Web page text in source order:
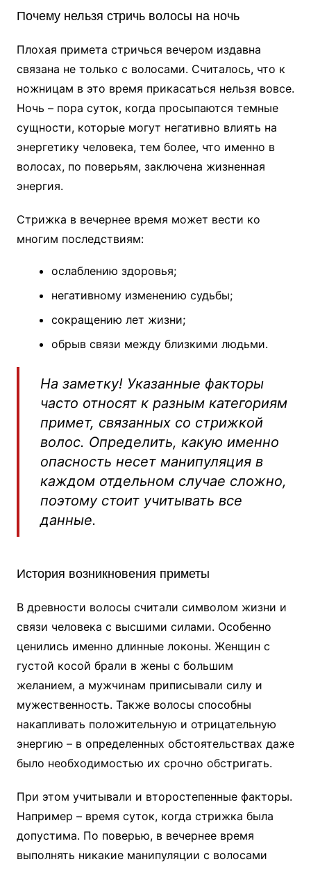
Почему нельзя стричь волосы на ночь
Плохая примета стричься вечером издавна
связана не только с волосами. Считалось, что к
ножницам в это время прикасаться нельзя вовсе.
Ночь – пора суток, когда просыпаются темные
сущности, которые могут негативно влиять на
энергетику человека, тем более, что именно в
волосах, по поверьям, заключена жизненная
энергия.
Стрижка в вечернее время может вести ко
многим последствиям:
ослаблению здоровья;
негативному изменению судьбы;
сокращению лет жизни;
обрыв связи между близкими людьми.
На заметку! Указанные факторы
часто относят к разным категориям
примет, связанных со стрижкой
волос. Определить, какую именно
опасность несет манипуляция в
каждом отдельном случае сложно,
поэтому стоит учитывать все
данные.
История возникновения приметы
В древности волосы считали символом жизни и
связи человека с высшими силами. Особенно
ценились именно длинные локоны. Женщин с
густой косой брали в жены с большим
желанием, а мужчинам приписывали силу и
мужественность. Также волосы способны
накапливать положительную и отрицательную
энергию – в определенных обстоятельствах даже
было необходимостью их срочно обстригать.
При этом учитывали и второстепенные факторы.
Например – время суток, когда стрижка была
допустима. По поверью, в вечернее время
выполнять никакие манипуляции с волосами